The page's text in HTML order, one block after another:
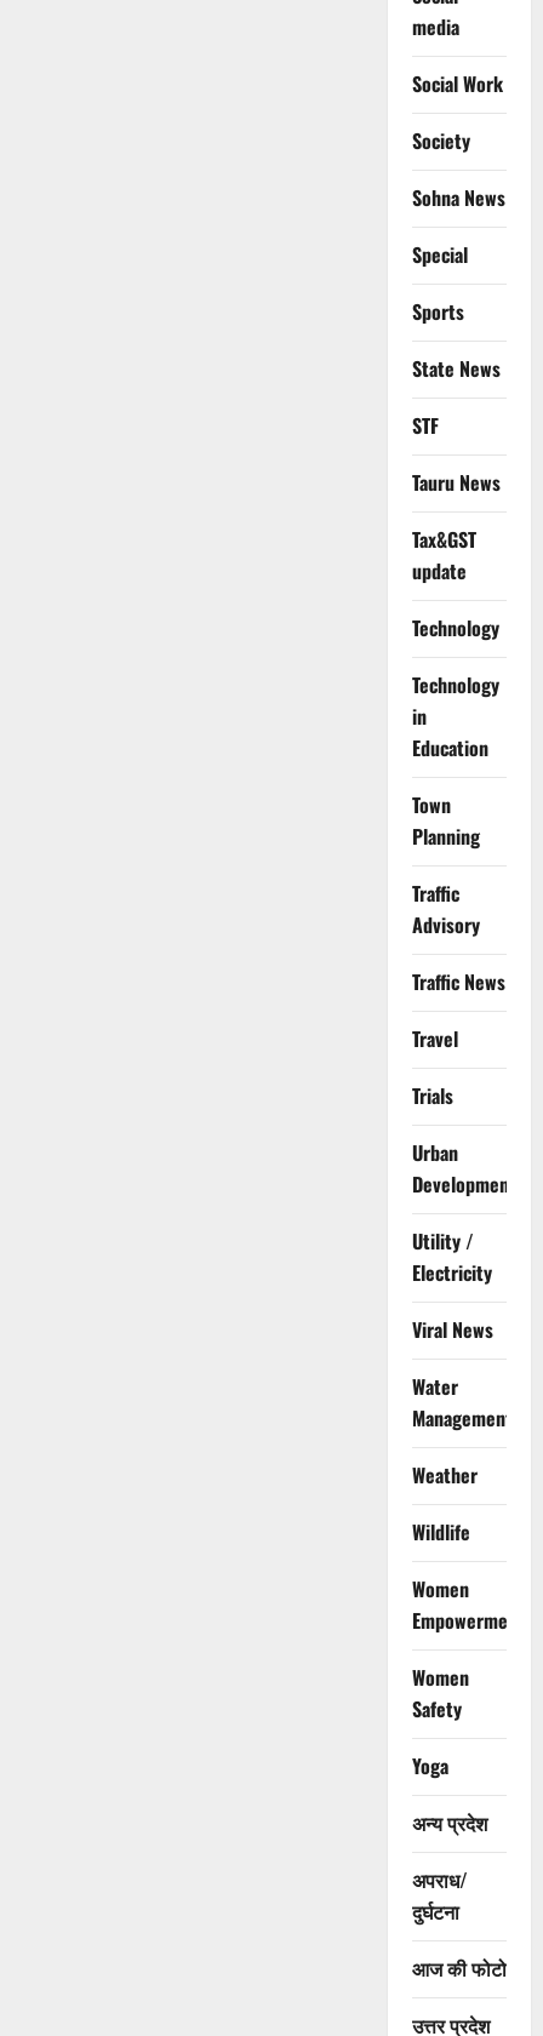
media
Social Work
Society
Sohna News
Special
Sports
State News
STF
Tauru News
Tax&GST
update
Technology
Technology
in
Education
Town
Planning
Traffic
Advisory
Traffic News
Travel
Trials
Urban
Development
Utility /
Electricity
Viral News
Water
Management
Weather
Wildlife
Women
Empowerment
Women
Safety
Yoga
अन्य प्रदेश
अपराध/
दुर्घटना
आज की फोटो
उत्तर प्रदेश